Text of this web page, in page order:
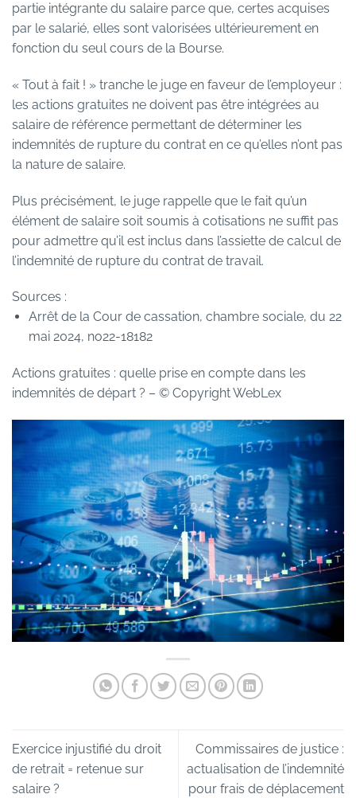
partie intégrante du salaire parce que, certes acquises
par le salarié, elles sont valorisées ultérieurement en
fonction du seul cours de la Bourse.
« Tout à fait ! » tranche le juge en faveur de l’employeur :
les actions gratuites ne doivent pas être intégrées au
salaire de référence permettant de déterminer les
indemnités de rupture du contrat en ce qu’elles n’ont pas
la nature de salaire.
Plus précisément, le juge rappelle que le fait qu’un
élément de salaire soit soumis à cotisations ne suffit pas
pour admettre qu’il est inclus dans l’assiette de calcul de
l’indemnité de rupture du contrat de travail.
Sources :
Arrêt de la Cour de cassation, chambre sociale, du 22
mai 2024, no22-18182
Actions gratuites : quelle prise en compte dans les
indemnités de départ ? – © Copyright WebLex
Exercice injustifié du droit
de retrait = retenue sur
salaire ?
Commissaires de justice :
actualisation de l’indemnité
pour frais de déplacement